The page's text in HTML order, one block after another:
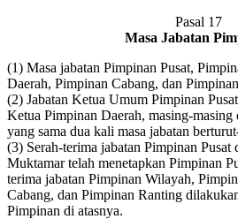
Pasal 17
Masa Jabatan
(1) Masa jabatan Pimpinan Pusat,
Daerah, Pimpinan Cabang, dan
(2) Jabatan Ketua Umum Pimpinan
Ketua Pimpinan Daerah, masing-masing
yang sama dua kali masa jabatan
(3) Serah-terima jabatan Pimpinan Pusat
Muktamar telah menetapkan Pimpinan
terima jabatan Pimpinan Wilayah,
Cabang, dan Pimpinan Ranting
Pimpinan di atasnya.